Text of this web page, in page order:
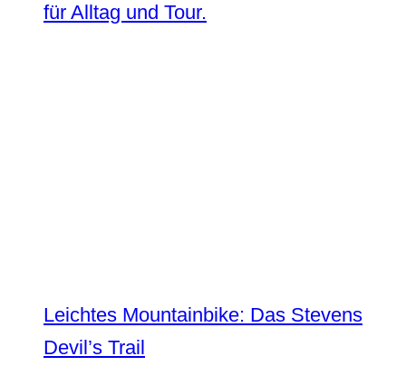
für Alltag und Tour.
Leichtes Mountainbike: Das Stevens
Devil’s Trail